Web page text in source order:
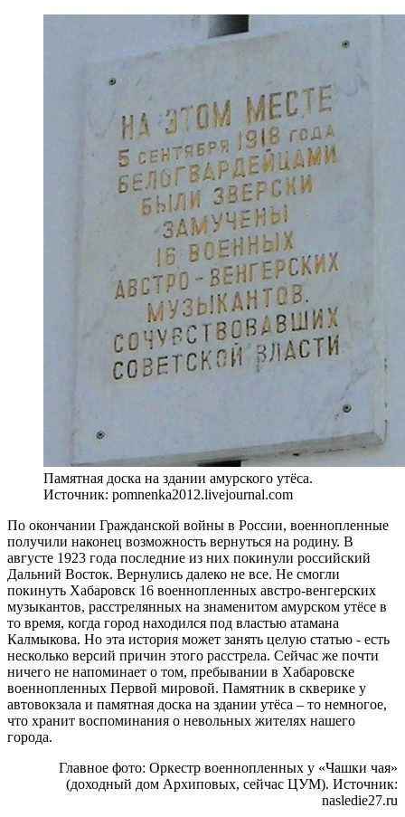
Памятная доска на здании амурского утёса.
Источник: pomnenka2012.livejournal.com
По окончании Гражданской войны в России, военнопленные
получили наконец возможность вернуться на родину. В
августе 1923 года последние из них покинули российский
Дальний Восток. Вернулись далеко не все. Не смогли
покинуть Хабаровск 16 военнопленных австро-венгерских
музыкантов, расстрелянных на знаменитом амурском утёсе в
то время, когда город находился под властью атамана
Калмыкова. Но эта история может занять целую статью - есть
несколько версий причин этого расстрела. Сейчас же почти
ничего не напоминает о том, пребывании в Хабаровске
военнопленных Первой мировой. Памятник в скверике у
автовокзала и памятная доска на здании утёса – то немногое,
что хранит воспоминания о невольных жителях нашего
города.
Главное фото: Оркестр военнопленных у «Чашки чая»
(доходный дом Архиповых, сейчас ЦУМ). Источник:
nasledie27.ru